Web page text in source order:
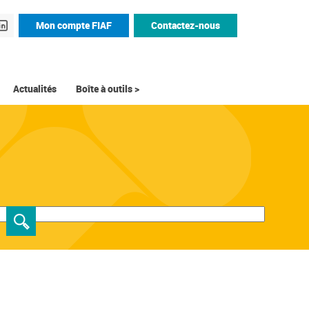
Mon compte FIAF Contactez-nous
Actualités Boîte à outils >